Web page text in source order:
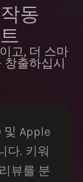
동
고, 더 스마
출하십시
및 Apple
다. 키워
뷰를 분